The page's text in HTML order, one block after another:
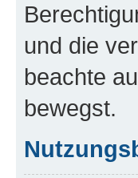
und die
beachte
bewegst.